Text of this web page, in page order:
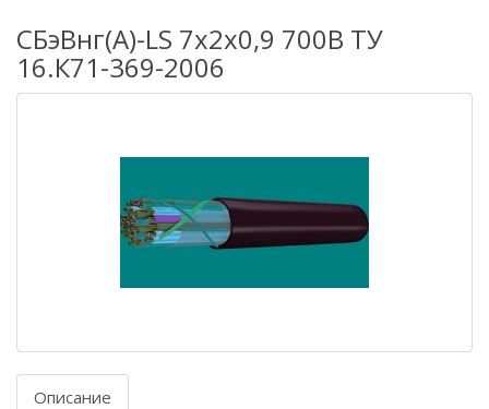
СБэВнг(А)-LS 7х2х0,9 700В ТУ
16.К71-369-2006
Описание